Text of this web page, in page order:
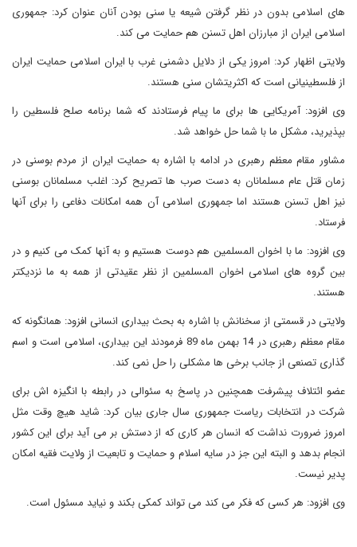
های اسلامی بدون در نظر گرفتن شیعه یا سنی بودن آنان عنوان کرد: جمهوری
اسلامی ایران از مبارزان اهل تسنن هم حمایت می کند.
ولایتی اظهار کرد: امروز یکی از دلایل دشمنی غرب با ایران اسلامی حمایت ایران
از فلسطینیانی است که اکثریتشان سنی هستند.
وی افزود: آمریکایی ها برای ما پیام فرستادند که شما برنامه صلح فلسطین را
بپذیرید، مشکل ما با شما حل خواهد شد.
مشاور مقام معظم رهبری در ادامه با اشاره به حمایت ایران از مردم بوسنی در
زمان قتل عام مسلمانان به دست صرب ها تصریح کرد: اغلب مسلمانان بوسنی
نیز اهل تسنن هستند اما جمهوری اسلامی آن همه امکانات دفاعی را برای آنها
فرستاد.
وی افزود: ما با اخوان المسلمین هم دوست هستیم و به آنها کمک می کنیم و در
بین گروه های اسلامی اخوان المسلمین از نظر عقیدتی از همه به ما نزدیکتر
هستند.
ولایتی در قسمتی از سخنانش با اشاره به بحث بیداری انسانی افزود: همانگونه که
مقام معظم رهبری در 14 بهمن ماه 89 فرمودند این بیداری، اسلامی است و اسم
گذاری تصنعی از جانب برخی ها مشکلی را حل نمی کند.
عضو ائتلاف پیشرفت همچنین در پاسخ به سئوالی در رابطه با انگیزه اش برای
شرکت در انتخابات ریاست جمهوری سال جاری بیان کرد: شاید هیچ وقت مثل
امروز ضرورت نداشت که انسان هر کاری که از دستش بر می آید برای این کشور
انجام بدهد و البته این جز در سایه اسلام و حمایت و تابعیت از ولایت فقیه امکان
پدیر نیست.
وی افزود: هر کسی که فکر می کند می تواند کمکی بکند و نیاید مسئول است.